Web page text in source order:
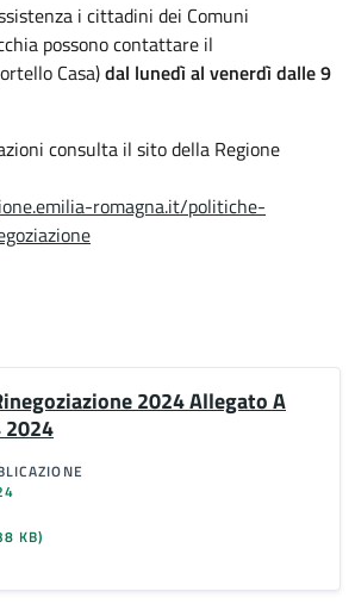
i cittadini dei Comuni
possono contattare il
Casa)dal lunedì al venerdì dalle 9
consulta il sito della Regione
romagna.it/politiche-
2024 Allegato A
2024
KB)